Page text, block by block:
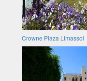
Crowne Plaza Limassol